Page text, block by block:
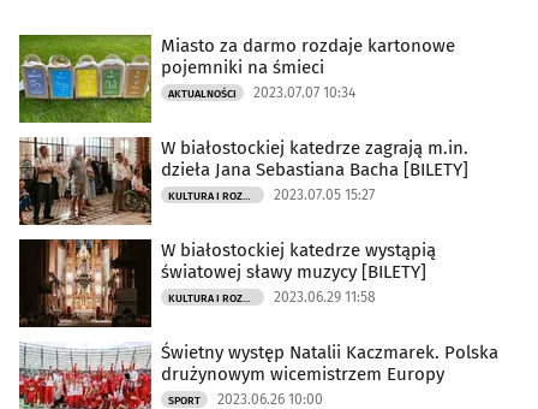
Miasto za darmo rozdaje kartonowe
pojemniki na śmieci
AKTUALNOŚCI 2023.07.07 10:34
W białostockiej katedrze zagrają m.in.
dzieła Jana Sebastiana Bacha [BILETY]
KULTURA I ROZRYWKA 2023.07.05 15:27
W białostockiej katedrze wystąpią
światowej sławy muzycy [BILETY]
KULTURA I ROZRYWKA 2023.06.29 11:58
Świetny występ Natalii Kaczmarek. Polska
drużynowym wicemistrzem Europy
SPORT 2023.06.26 10:00